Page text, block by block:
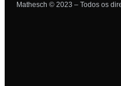
Mathesch © 2023 – Todos os